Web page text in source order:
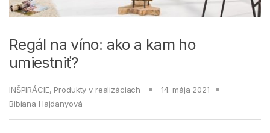
Regál na víno: ako a kam ho
umiestniť?
INŠPIRÁCIE, Produkty v realizáciach
14. mája 2021
Bibiana Hajdanyová